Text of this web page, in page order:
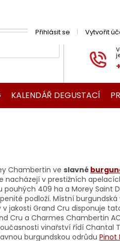
Přihlásit se Vytvořit
KALENDÁŘ DEGUSTACÍ
Chambertin ve slavné
nacházejí v prestižních
409 ha a Morey Saint
podloží. Místní
jakosti Grand Cru disponuje
Cru a Charmes Chambertin
vinařství řídí Chantal
burgundskou odrůdu Pinot